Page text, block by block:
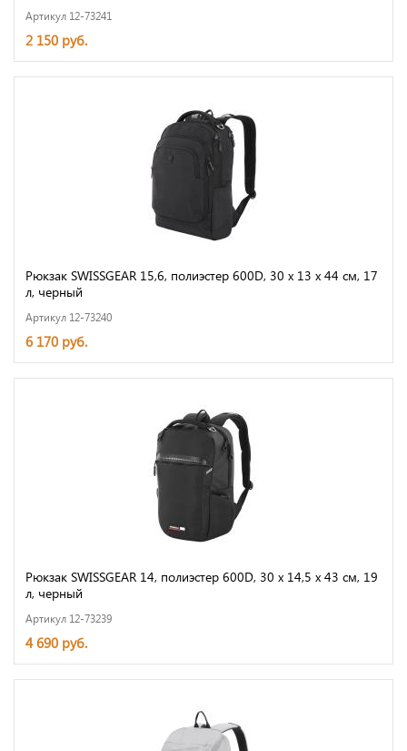
Артикул 12-73241
2 150 руб.
Рюкзак SWISSGEAR 15,6, полиэстер 600D, 30 x 13 x 44 см, 17
л, черный
Артикул 12-73240
6 170 руб.
Рюкзак SWISSGEAR 14, полиэстер 600D, 30 x 14,5 x 43 см, 19
л, черный
Артикул 12-73239
4 690 руб.